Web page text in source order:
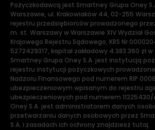
Pożyczkodawcą jest Smartney Grupa Oney
Warszawie, ul. Krakowiaków 44, 02-255
rejestru przedsiębiorców prowadzonego
m. st. Warszawy w Warszawie XIV Wydział
Krajowego Rejestru Sądowego, KRS Nr
5272429317, kapitał zakładowy 4.383.360 zł
Smartney Grupa Oney S.A. jest instytucją
rejestru instytucji pożyczkowych
Nadzoru Finansowego pod numerem RIP
ubezpieczeniowym wpisanym do rejestru
ubezpieczeniowych pod numerem
Oney S.A. jest administratorem danych
przetwarzaniu danych osobowych przez
S.A. i zasadach ich ochrony znajdziesz tutaj.